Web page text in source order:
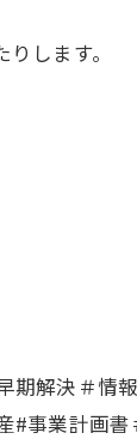
します。
解決＃情
#事業計画